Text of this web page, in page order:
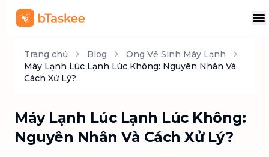
Trang chủ Blog
Ong Vệ Sinh Máy Lạnh
Máy Lạnh Lúc Lạnh Lúc Không: Nguyên Nhân Và
Cách Xử Lý?
Máy Lạnh Lúc Lạnh Lúc Không:
Nguyên Nhân Và Cách Xử Lý?